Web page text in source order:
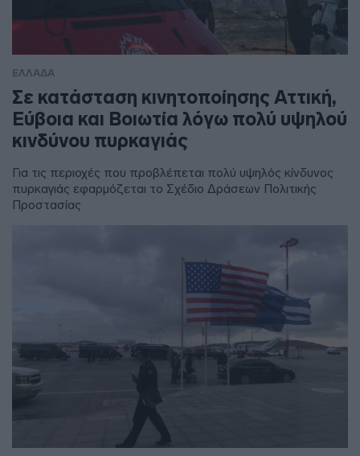
ΕΛΛΑΔΑ
Σε κατάσταση κινητοποίησης Αττική,
Εύβοια και Βοιωτία λόγω πολύ υψηλού
κινδύνου πυρκαγιάς
Για τις περιοχές που προβλέπεται πολύ υψηλός κίνδυνος
πυρκαγιάς εφαρμόζεται το Σχέδιο Δράσεων Πολιτικής
Προστασίας